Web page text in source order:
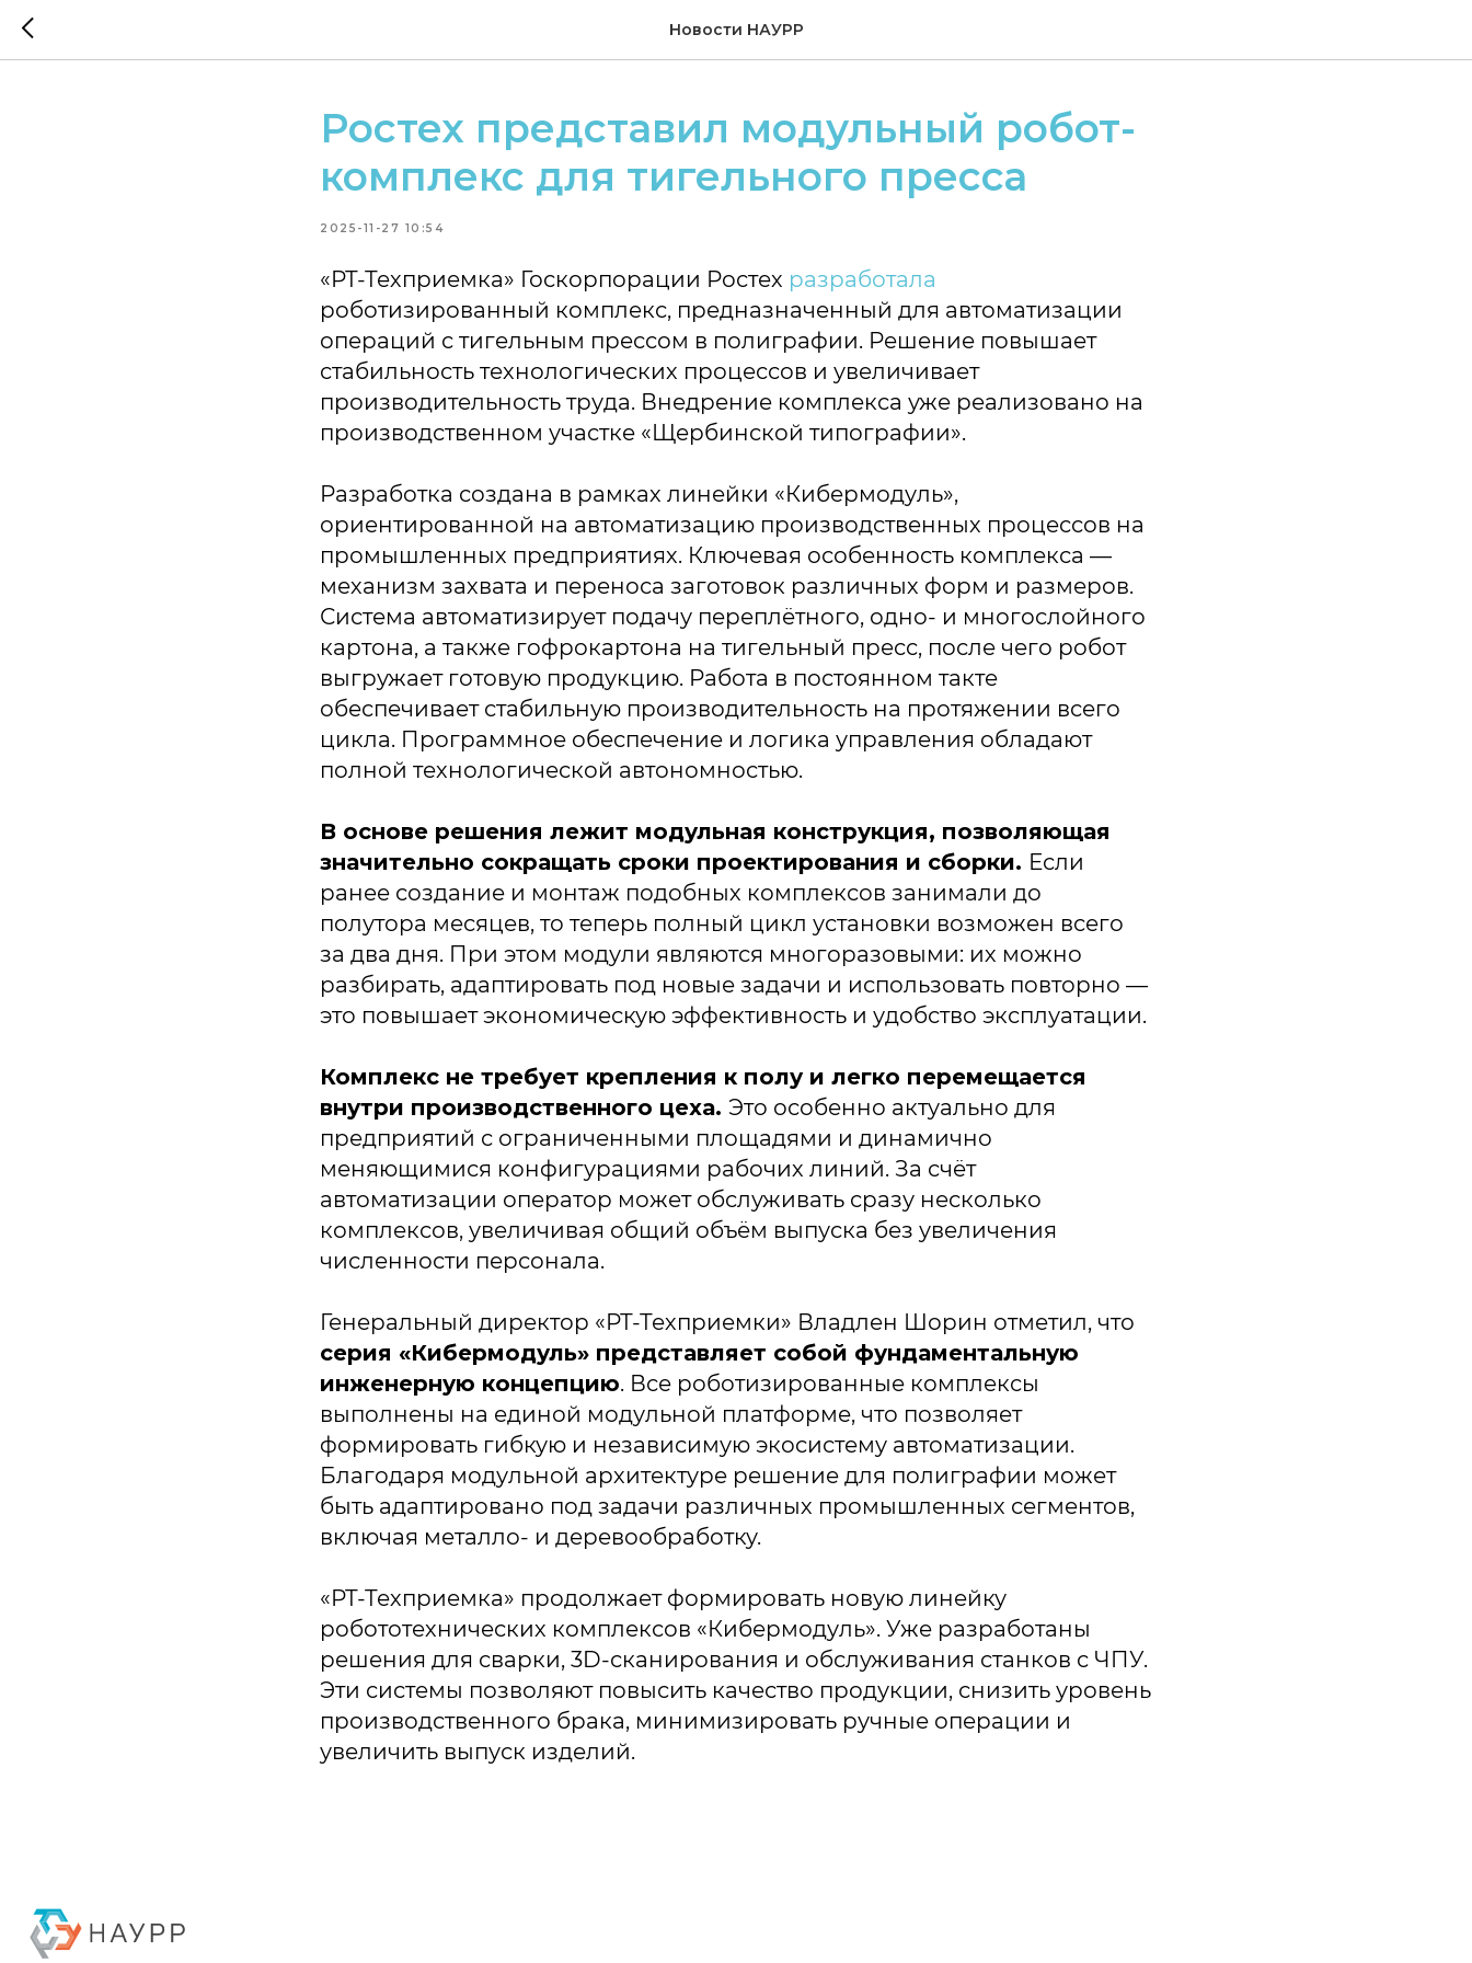
Новости НАУРР
Ростех представил модульный робот-
комплекс для тигельного пресса
2025-11-27 10:54
«РТ-Техприемка» Госкорпорации Ростех разработала
роботизированный комплекс, предназначенный для автоматизации
операций с тигельным прессом в полиграфии. Решение повышает
стабильность технологических процессов и увеличивает
производительность труда. Внедрение комплекса уже реализовано на
производственном участке «Щербинской типографии».
Разработка создана в рамках линейки «Кибермодуль»,
ориентированной на автоматизацию производственных процессов на
промышленных предприятиях. Ключевая особенность комплекса —
механизм захвата и переноса заготовок различных форм и размеров.
Система автоматизирует подачу переплётного, одно- и многослойного
картона, а также гофрокартона на тигельный пресс, после чего робот
выгружает готовую продукцию. Работа в постоянном такте
обеспечивает стабильную производительность на протяжении всего
цикла. Программное обеспечение и логика управления обладают
полной технологической автономностью.
В основе решения лежит модульная конструкция, позволяющая
значительно сокращать сроки проектирования и сборки. Если
ранее создание и монтаж подобных комплексов занимали до
полутора месяцев, то теперь полный цикл установки возможен всего
за два дня. При этом модули являются многоразовыми: их можно
разбирать, адаптировать под новые задачи и использовать повторно —
это повышает экономическую эффективность и удобство эксплуатации.
Комплекс не требует крепления к полу и легко перемещается
внутри производственного цеха. Это особенно актуально для
предприятий с ограниченными площадями и динамично
меняющимися конфигурациями рабочих линий. За счёт
автоматизации оператор может обслуживать сразу несколько
комплексов, увеличивая общий объём выпуска без увеличения
численности персонала.
Генеральный директор «РТ-Техприемки» Владлен Шорин отметил, что
серия «Кибермодуль» представляет собой фундаментальную
инженерную концепцию. Все роботизированные комплексы
выполнены на единой модульной платформе, что позволяет
формировать гибкую и независимую экосистему автоматизации.
Благодаря модульной архитектуре решение для полиграфии может
быть адаптировано под задачи различных промышленных сегментов,
включая металло- и деревообработку.
«РТ-Техприемка» продолжает формировать новую линейку
робототехнических комплексов «Кибермодуль». Уже разработаны
решения для сварки, 3D-сканирования и обслуживания станков с ЧПУ.
Эти системы позволяют повысить качество продукции, снизить уровень
производственного брака, минимизировать ручные операции и
увеличить выпуск изделий.